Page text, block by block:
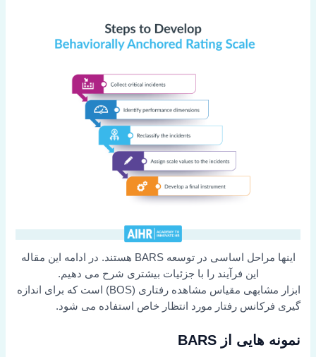
اینها مراحل اساسی در توسعه BARS هستند. در ادامه این مقاله
این فرآیند را با جزئیات بیشتری شرح می دهیم.
ابزار مشابهی مقیاس مشاهده رفتاری (BOS) است که برای اندازه
گیری فرکانس رفتار مورد انتظار خاص استفاده می شود.
نمونه هایی از BARS